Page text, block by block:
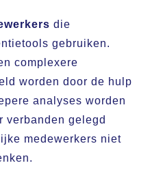
die
gebruiken.
complexere
worden door de hulp
analyses worden
verbanden gelegd
medewerkers niet